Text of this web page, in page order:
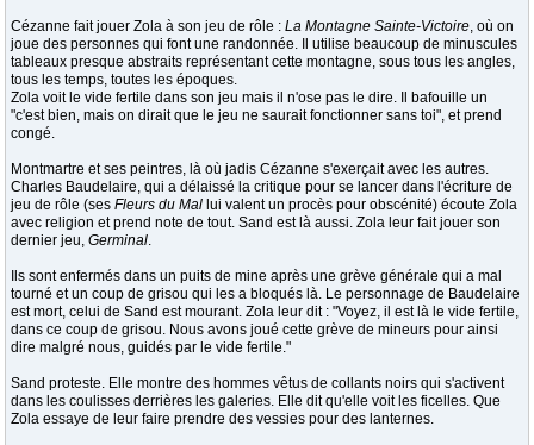
Cézanne fait jouer Zola à son jeu de rôle : La Montagne Sainte-Victoire, où on
joue des personnes qui font une randonnée. Il utilise beaucoup de minuscules
tableaux presque abstraits représentant cette montagne, sous tous les angles,
tous les temps, toutes les époques.
Zola voit le vide fertile dans son jeu mais il n'ose pas le dire. Il bafouille un
"c'est bien, mais on dirait que le jeu ne saurait fonctionner sans toi", et prend
congé.
Montmartre et ses peintres, là où jadis Cézanne s'exerçait avec les autres.
Charles Baudelaire, qui a délaissé la critique pour se lancer dans l'écriture de
jeu de rôle (ses Fleurs du Mal lui valent un procès pour obscénité) écoute Zola
avec religion et prend note de tout. Sand est là aussi. Zola leur fait jouer son
dernier jeu, Germinal.
Ils sont enfermés dans un puits de mine après une grève générale qui a mal
tourné et un coup de grisou qui les a bloqués là. Le personnage de Baudelaire
est mort, celui de Sand est mourant. Zola leur dit : "Voyez, il est là le vide fertile,
dans ce coup de grisou. Nous avons joué cette grève de mineurs pour ainsi
dire malgré nous, guidés par le vide fertile."
Sand proteste. Elle montre des hommes vêtus de collants noirs qui s'activent
dans les coulisses derrières les galeries. Elle dit qu'elle voit les ficelles. Que
Zola essaye de leur faire prendre des vessies pour des lanternes.